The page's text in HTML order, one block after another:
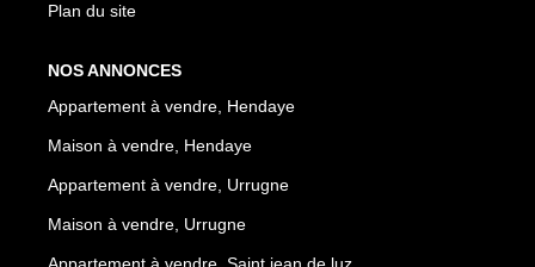
Plan du site
NOS ANNONCES
Appartement à vendre, Hendaye
Maison à vendre, Hendaye
Appartement à vendre, Urrugne
Maison à vendre, Urrugne
Appartement à vendre, Saint jean de luz